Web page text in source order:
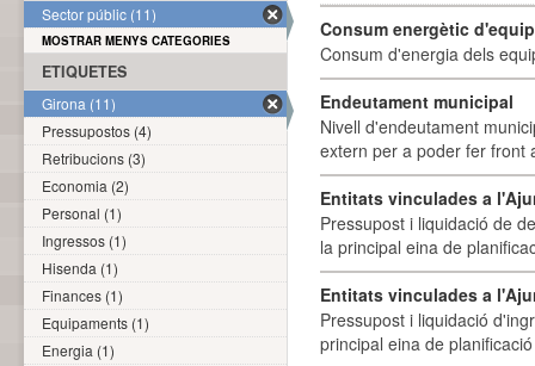
Consum energètic
Consum d'energia dels
Endeutament municipal
Nivell d'endeutament
extern per a poder fer front
Entitats vinculades a
Pressupost i liquidació de
la principal eina de
Entitats vinculades a
Pressupost i liquidació
principal eina de
Sector públic (11)
MOSTRAR MENYS CATEGORIES
ETIQUETES
Girona (11)
Pressupostos (4)
Retribucions (3)
Economia (2)
Personal (1)
Ingressos (1)
Hisenda (1)
Finances (1)
Equipaments (1)
Energia (1)